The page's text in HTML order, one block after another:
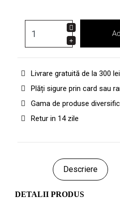
Livrare gratuită de la 300 lei
Plăți sigure prin card sau
Gama de produse
Retur in 14 zile
Descriere
DETALII PRODUS